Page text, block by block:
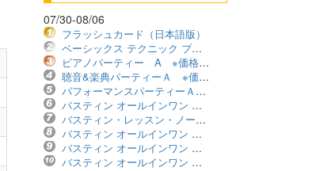
07/30-08/06
フラッシュカード（日本語版）
ベーシックス テクニック プリマーレベル ※価格改定版
ピアノパーティー A ※価格改定版
聴音&楽典パーティーＡ ※価格改定版
パフォーマンスパーティーＡ ※価格改定版
バスティン オールインワン レベル1B ※価格改定版
バスティン・レッスン・ノート ※価格改定版
バスティン オールインワン レベル2B ※価格改定版
バスティン オールインワン レベル4A ※価格改定版
バスティン オールインワン レベル3B ※価格改定版